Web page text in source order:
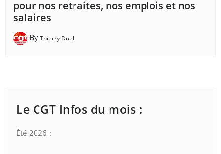
pour nos retraites, nos emplois et nos
salaires
By Thierry Duel
Le CGT Infos du mois :
Été 2026 :